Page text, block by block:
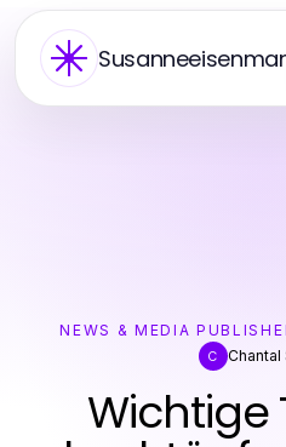
NEWS & MEDIA
C Chantal
Wichtige